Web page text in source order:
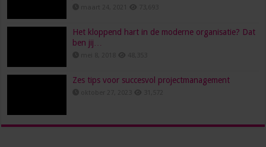
Het kloppend hart in de moderne organisatie? Dat
ben jij…
Zes tips voor succesvol projectmanagement